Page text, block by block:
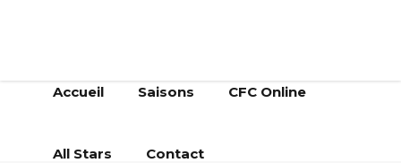
Accueil Saisons CFC Online
All Stars Contact